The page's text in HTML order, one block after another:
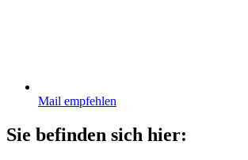
Mail empfehlen
Sie befinden sich hier: